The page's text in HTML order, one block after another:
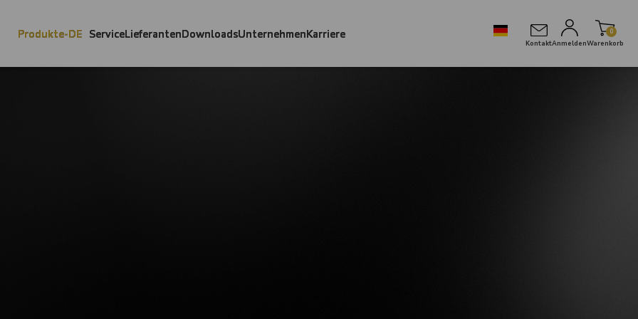
Produkte-DE ServiceLieferantenDownloadsUnternehmenKarriere
KontaktAnmelden
0
Warenkorb